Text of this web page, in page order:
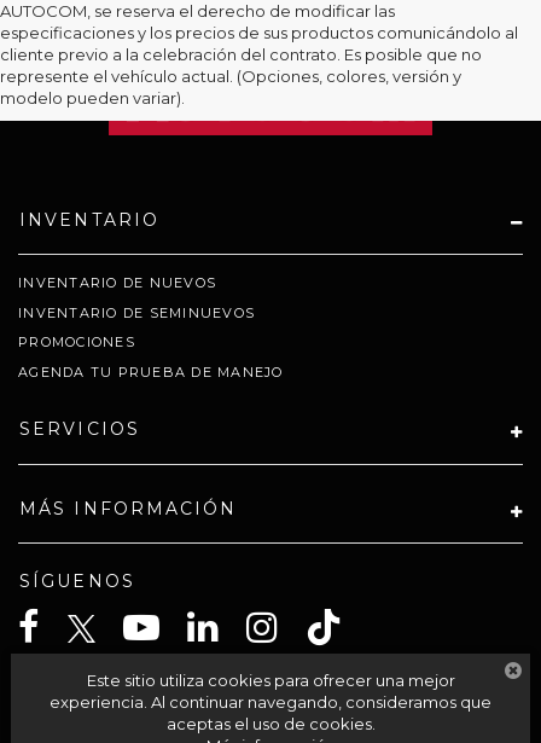
AUTOCOM, se reserva el derecho de modificar las
especificaciones y los precios de sus productos comunicándolo al
cliente previo a la celebración del contrato. Es posible que no
represente el vehículo actual. (Opciones, colores, versión y
modelo pueden variar).
INVENTARIO
INVENTARIO DE NUEVOS
INVENTARIO DE SEMINUEVOS
PROMOCIONES
AGENDA TU PRUEBA DE MANEJO
SERVICIOS
MÁS INFORMACIÓN
SÍGUENOS
CELTA SOLUCIONES SA PI DE CV
Este sitio utiliza cookies para ofrecer una mejor
experiencia. Al continuar navegando, consideramos que
aceptas el uso de cookies.